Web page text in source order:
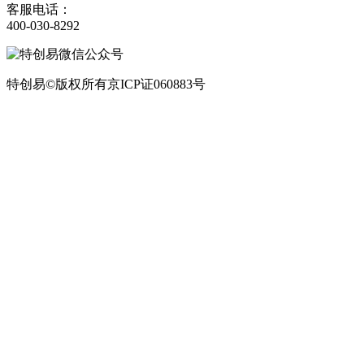
客服电话：
400-030-8292
特创易©版权所有京ICP证060883号